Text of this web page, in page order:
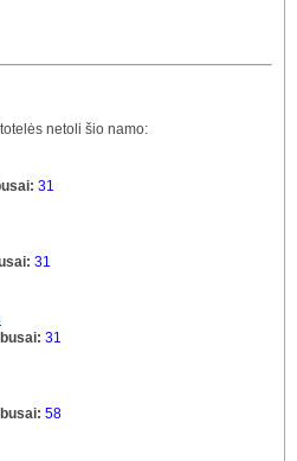
netoli šio namo:
31
31
31
58